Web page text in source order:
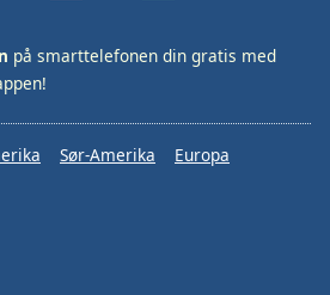
på smarttelefonen din gratis med
Sør-Amerika
Europa